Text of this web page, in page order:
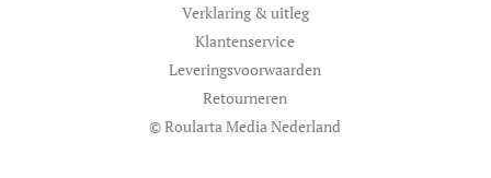
Verklaring & uitleg
Klantenservice
Leveringsvoorwaarden
Retourneren
© Roularta Media Nederland